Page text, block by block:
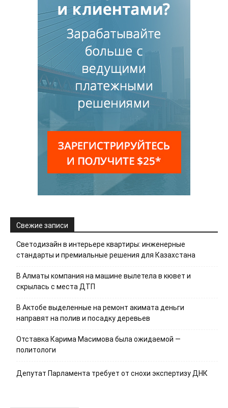
Свежие записи
Светодизайн в интерьере квартиры: инженерные
стандарты и премиальные решения для Казахстана
В Алматы компания на машине вылетела в кювет и
скрылась с места ДТП
В Актобе выделенные на ремонт акимата деньги
направят на полив и посадку деревьев
Отставка Карима Масимова была ожидаемой —
политологи
Депутат Парламента требует от снохи экспертизу ДНК